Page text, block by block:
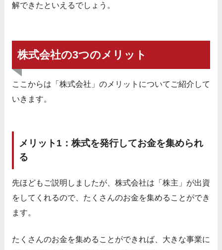
解できたといえるでしょう。
株式会社の3つのメリット
ここからは「株式会社」のメリットについてご紹介して
いきます。
メリット1：株式を発行してお金を集められ
る
先ほどもご説明しましたが、株式会社は「株主」が出資
をしてくれるので、たくさんのお金を集めることができ
ます。
たくさんのお金を集めることができれば、大きな事業に